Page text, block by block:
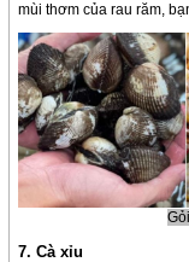
mùi thơm của rau răm,
7. Cà xỉu